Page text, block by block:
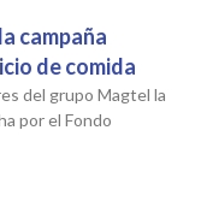
campaña
de comida
del grupo Magtel la
por el Fondo